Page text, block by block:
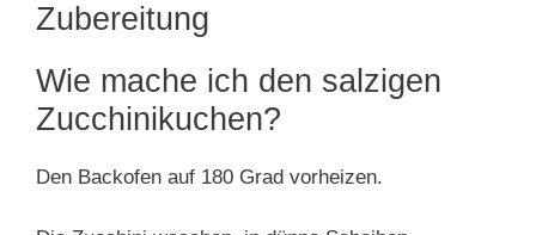
Zubereitung
Wie mache ich den salzigen
Zucchinikuchen?
Den Backofen auf 180 Grad vorheizen.